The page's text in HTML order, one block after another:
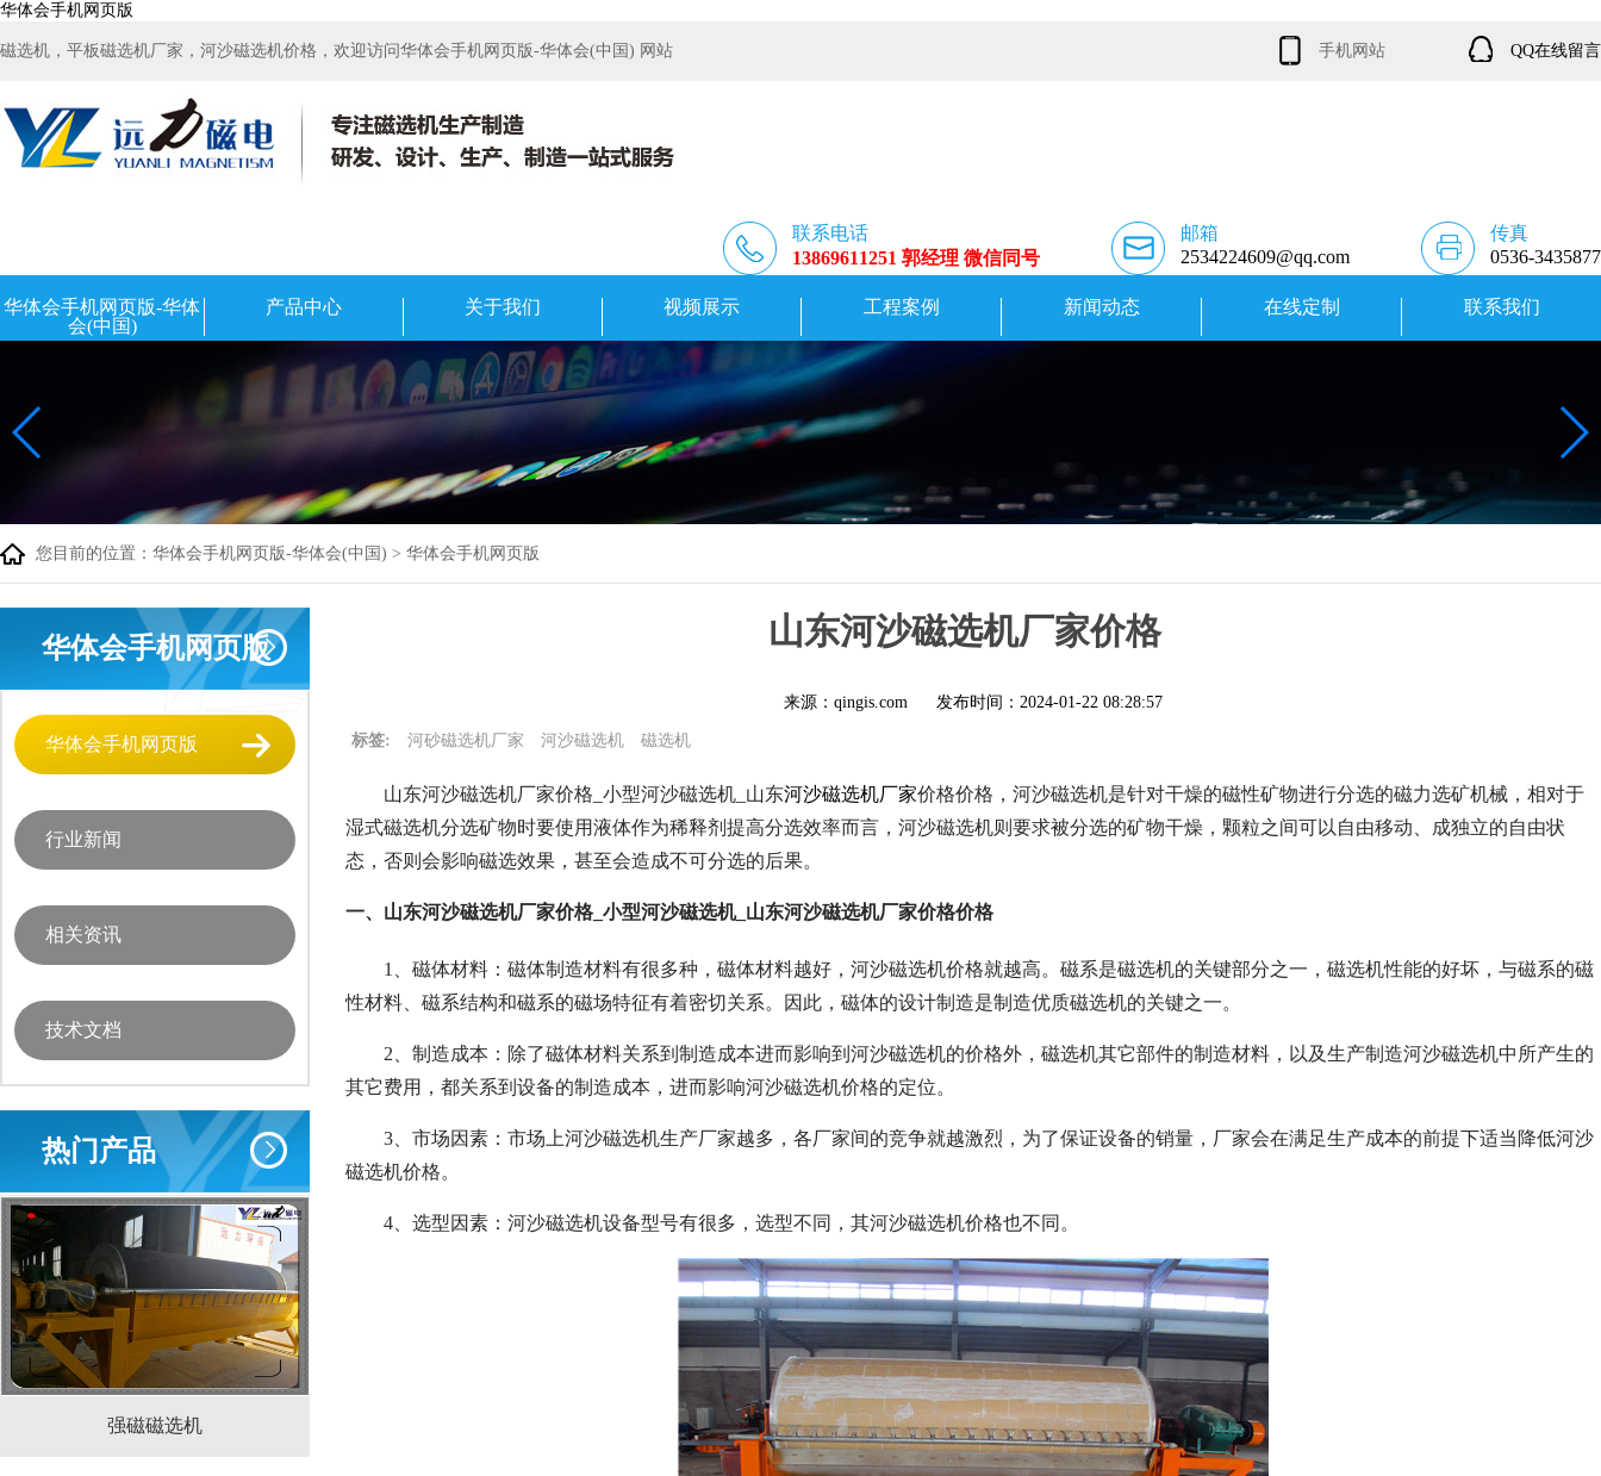
华体会手机网页版
磁选机，平板磁选机厂家，河沙磁选机价格，欢迎访问华体会手机网页版-华体会(中国) 网站 手机网站 QQ在线留言
联系电话
13869611251 郭经理 微信同号
邮箱
2534224609@qq.com
传真
0536-3435877
华体会手机网页版-华体
会(中国)
产品中心 关于我们 视频展示 工程案例 新闻动态 在线定制 联系我们
您目前的位置： 华体会手机网页版-华体会(中国) > 华体会手机网页版
华体会手机网页版
华体会手机网页版
行业新闻
相关资讯
技术文档
热门产品
强磁磁选机 稀土永磁辊式强磁选机 RCT系列全磁永磁滚筒
山东河沙磁选机厂家价格
来源：qingis.com 发布时间： 2024-01-22 08:28:57
标签: 河砂磁选机厂家 河沙磁选机 磁选机
山东河沙磁选机厂家价格_小型河沙磁选机_山东河沙磁选机厂家价格价格，河沙磁选机是针对干燥的磁性矿物进行分选的磁力选矿机械，相对于
湿式磁选机分选矿物时要使用液体作为稀释剂提高分选效率而言，河沙磁选机则要求被分选的矿物干燥，颗粒之间可以自由移动、成独立的自由状
态，否则会影响磁选效果，甚至会造成不可分选的后果。
一、山东河沙磁选机厂家价格_小型河沙磁选机_山东河沙磁选机厂家价格价格
1、磁体材料：磁体制造材料有很多种，磁体材料越好，河沙磁选机价格就越高。磁系是磁选机的关键部分之一，磁选机性能的好坏，与磁系的磁
性材料、磁系结构和磁系的磁场特征有着密切关系。因此，磁体的设计制造是制造优质磁选机的关键之一。
2、制造成本：除了磁体材料关系到制造成本进而影响到河沙磁选机的价格外，磁选机其它部件的制造材料，以及生产制造河沙磁选机中所产生的
其它费用，都关系到设备的制造成本，进而影响河沙磁选机价格的定位。
3、市场因素：市场上河沙磁选机生产厂家越多，各厂家间的竞争就越激烈，为了保证设备的销量，厂家会在满足生产成本的前提下适当降低河沙
磁选机价格。
4、选型因素：河沙磁选机设备型号有很多，选型不同，其河沙磁选机价格也不同。